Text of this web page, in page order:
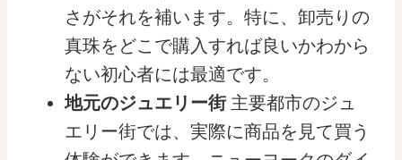
さがそれを補います。特に、卸売りの
真珠をどこで購入すれば良いかわから
ない初心者には最適です。
地元のジュエリー街主要都市のジュ
エリー街では、実際に商品を見て買う